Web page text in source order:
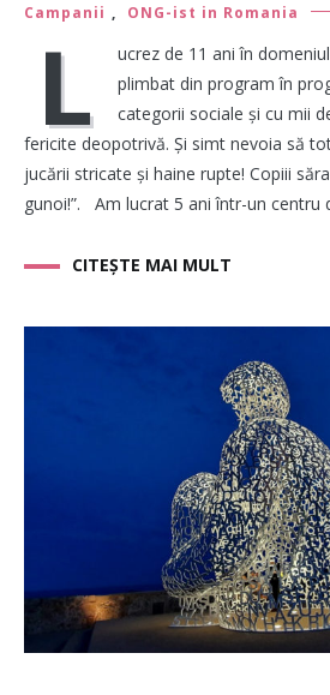
Campanii , ONG-ist in Romania
L
ucrez de 11 ani în
plimbat din program în
categorii sociale și cu mii
fericite deopotrivă. Și simt nevoia să
jucării stricate și haine rupte! Copiii
gunoi!”. Am lucrat 5 ani într-un centru
CITEȘTE MAI MULT